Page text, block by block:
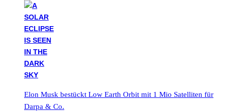
Elon Musk bestückt Low Earth Orbit mit 1 Mio Satelliten für
Darpa & Co.